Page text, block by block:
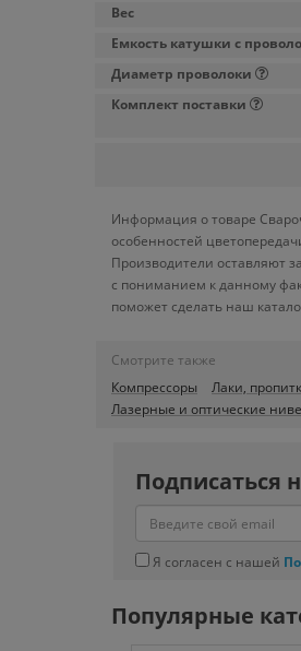
Вес
Емкость катушки с
Диаметр проволоки
Комплект поставки
Информация о товаре
особенностей
Производители оставляют
с пониманием к данному
поможет сделать наш
Смотрите также
Компрессоры
Лаки,
Лазерные и оптические
Подписаться
Я согласен с нашей
Популярные